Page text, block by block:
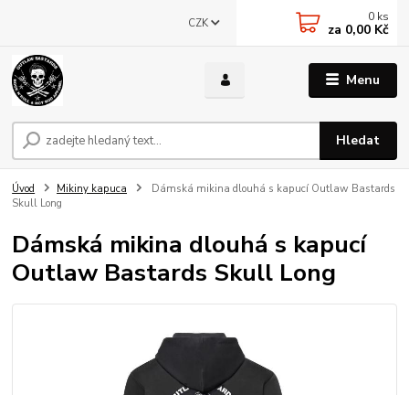
Menu
CZK
Hledat
0 ks
za 0,00 Kč
Úvod Mikiny kapuca
Dámská mikina dlouhá s kapucí Outlaw Bastards
Skull Long
Dámská mikina dlouhá s kapucí
Outlaw Bastards Skull Long